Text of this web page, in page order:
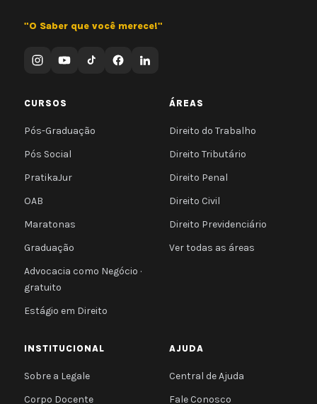
"O Saber que você merece!"
CURSOS
Pós-Graduação
Pós Social
PratikaJur
OAB
Maratonas
Graduação
Advocacia como Negócio ·
gratuito
Estágio em Direito
ÁREAS
Direito do Trabalho
Direito Tributário
Direito Penal
Direito Civil
Direito Previdenciário
Ver todas as áreas
INSTITUCIONAL
Sobre a Legale
Corpo Docente
AJUDA
Central de Ajuda
Fale Conosco